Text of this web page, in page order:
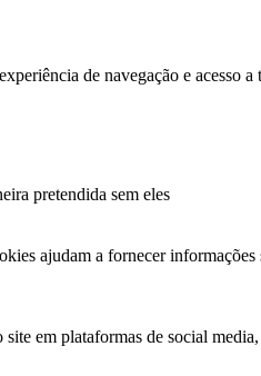
de navegação e acesso a
pretendida sem eles
ajudam a fornecer
em plataformas de social